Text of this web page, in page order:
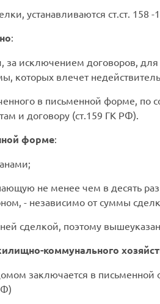
устанавливаются ст.ст. 158 -
:
исключением договоров, для
которых влечет
в письменной форме, по
и договору (ст.159 ГК РФ).
форме:
не менее чем в десять
- независимо от суммы
сделкой, поэтому
коммунального
заключается в письменной